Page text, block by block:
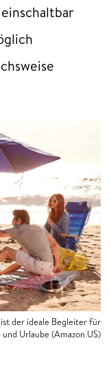
der ideale Begleiter für
Urlaube (Amazon US)